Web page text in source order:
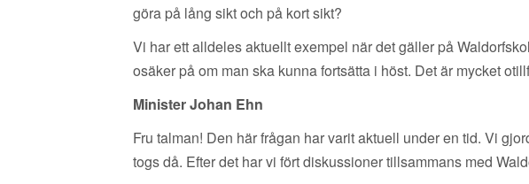
göra på lång sikt och på kort sikt?
Vi har ett alldeles aktuellt exempel när det gäller på
osäker på om man ska kunna fortsätta i höst. Det är mycket
Minister Johan Ehn
Fru talman! Den här frågan har varit aktuell under en tid. Vi
togs då. Efter det har vi fört diskussioner tillsammans med